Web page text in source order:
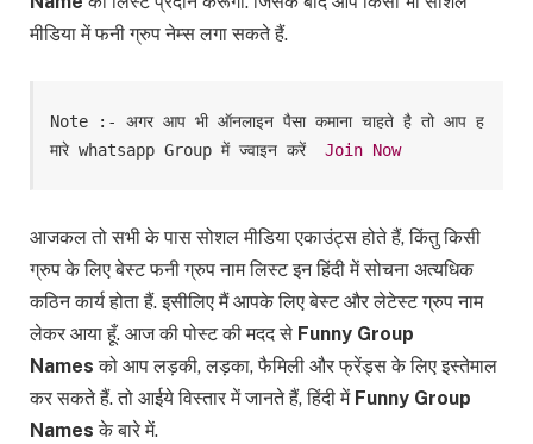
मीडिया में फनी ग्रुप नेम्स लगा सकते हैं.
Note :- अगर आप भी ऑनलाइन पैसा कमाना चाहते है तो आप ह
मारे whatsapp Group में ज्वाइन करें Join Now
आजकल तो सभी के पास सोशल मीडिया एकाउंट्स होते हैं, किंतु किसी
ग्रुप के लिए बेस्ट फनी ग्रुप नाम लिस्ट इन हिंदी में सोचना अत्यधिक
कठिन कार्य होता हैं. इसीलिए मैं आपके लिए बेस्ट और लेटेस्ट ग्रुप नाम
लेकर आया हूँ. आज की पोस्ट की मदद से Funny Group
Names को आप लड़की, लड़का, फैमिली और फ्रेंड्स के लिए इस्तेमाल
कर सकते हैं. तो आईये विस्तार में जानते हैं, हिंदी में Funny Group
Namesके बारे में.